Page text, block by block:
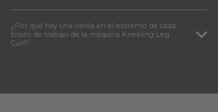
¿Por qué hay una varilla en el extremo de cada
brazo de trabajo de la máquina Kneeling Leg
Curl?